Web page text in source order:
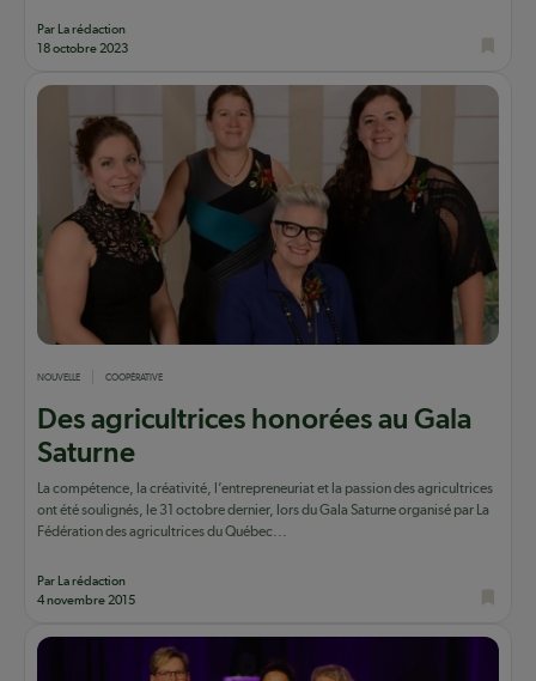
Par La rédaction
18 octobre 2023
NOUVELLE COOPÉRATIVE
Des agricultrices honorées au Gala
Saturne
La compétence, la créativité, l’entrepreneuriat et la passion des agricultrices
ont été soulignés, le 31 octobre dernier, lors du Gala Saturne organisé par La
Fédération des agricultrices du Québec...
Par La rédaction
4 novembre 2015